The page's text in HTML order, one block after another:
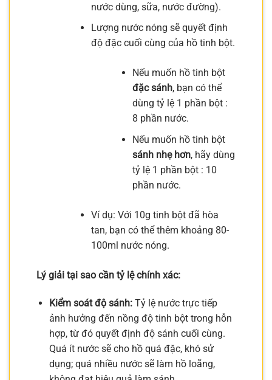
nước dùng, sữa, nước đường).
Lượng nước nóng sẽ quyết định
độ đặc cuối cùng của hồ tinh bột.
Nếu muốn hồ tinh bột
đặc sánh, bạn có thể
dùng tỷ lệ 1 phần bột :
8 phần nước.
Nếu muốn hồ tinh bột
sánh nhẹ hơn, hãy dùng
tỷ lệ 1 phần bột : 10
phần nước.
Ví dụ: Với 10g tinh bột đã hòa
tan, bạn có thể thêm khoảng 80-
100ml nước nóng.
Lý giải tại sao cần tỷ lệ chính xác:
Kiểm soát độ sánh:Tỷ lệ nước trực tiếp
ảnh hưởng đến nồng độ tinh bột trong hỗn
hợp, từ đó quyết định độ sánh cuối cùng.
Quá ít nước sẽ cho hồ quá đặc, khó sử
dụng; quá nhiều nước sẽ làm hồ loãng,